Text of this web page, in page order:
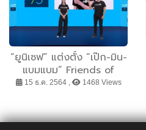
“ยูนิเซฟ” แต่งตั้ง “เป๊ก-มิน-
แบมแบม” Friends of
UNICEF คนใหม่ ร่วมภารกิจ
15 ธ.ค. 2564 , 1468 Views